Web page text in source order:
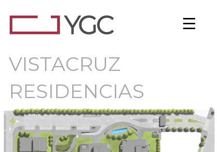
Inicio
VISTACRUZ
RESIDENCIAS